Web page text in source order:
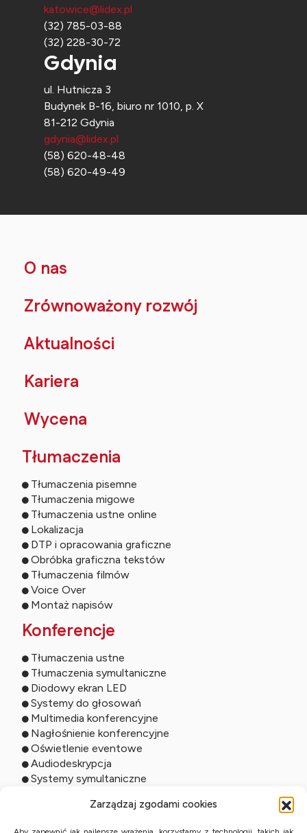
Zarządzaj zgodami cookies
katowice@lidex.pl
(32) 785-03-88
(32) 228-30-72
Gdynia
ul. Hutnicza 3
Budynek B-16, biuro nr 1010, p. X
81-212 Gdynia
gdynia@lidex.pl
(58) 620-48-48
(58) 620-49-49
O nas
Zrównoważony rozwój
Aktualności
Kariera
Wycena
Tłumaczenia
Tłumaczenia pisemne
Tłumaczenia migowe
Tłumaczenia ustne online
Lokalizacja
DTP i opracowania graficzne
Obróbka graficzna tekstów
Tłumaczenia filmów
Voice Over
Montaż napisów
Konferencje
Tłumaczenia ustne
Tłumaczenia symultaniczne
Diodowy ekran LED
Systemy do głosowań
Multimedia konferencyjne
Nagłośnienie konferencyjne
Oświetlenie eventowe
Audiodeskrypcja
Systemy symultaniczne
Usługi online